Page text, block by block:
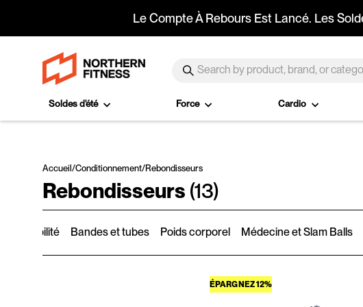
Recherche
Soldes d'été Force Cardio
Accueil/Conditionnement/Rebondisseurs
Rebondisseurs (13)
et stabilité Bandes et tubes Poids corporel Médecine et Slam Balls
ÉPARGNEZ 12%